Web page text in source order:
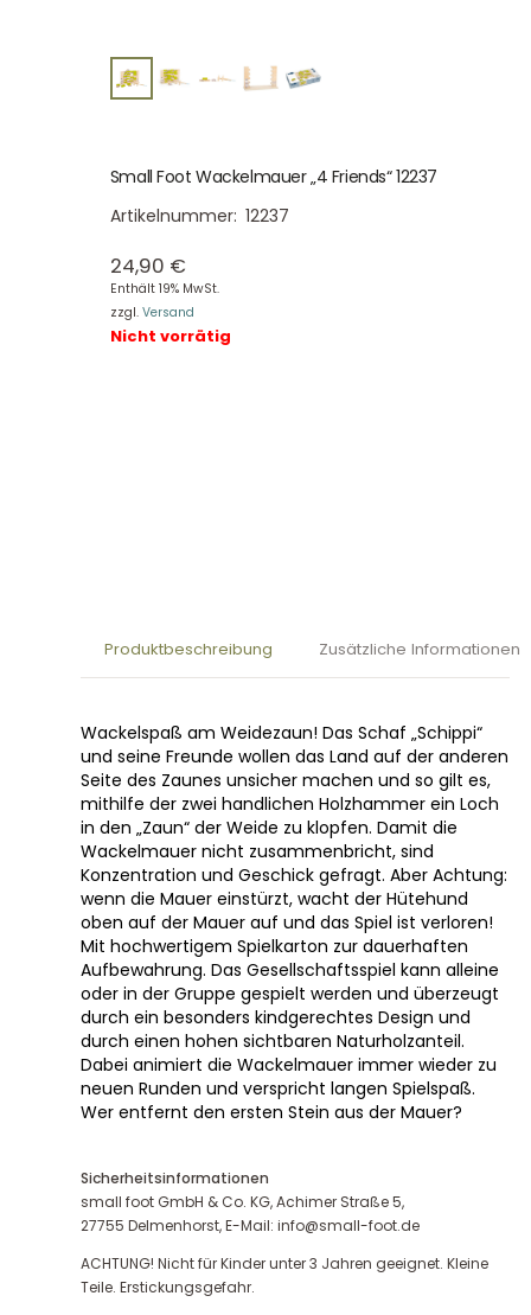
Small Foot Wackelmauer „4 Friends“ 12237
Artikelnummer: 12237
24,90 €
Enthält 19% MwSt.
zzgl. Versand
Nicht vorrätig
Produktbeschreibung Zusätzliche Informationen
Wackelspaß am Weidezaun! Das Schaf „Schippi“
und seine Freunde wollen das Land auf der anderen
Seite des Zaunes unsicher machen und so gilt es,
mithilfe der zwei handlichen Holzhammer ein Loch
in den „Zaun“ der Weide zu klopfen. Damit die
Wackelmauer nicht zusammenbricht, sind
Konzentration und Geschick gefragt. Aber Achtung:
wenn die Mauer einstürzt, wacht der Hütehund
oben auf der Mauer auf und das Spiel ist verloren!
Mit hochwertigem Spielkarton zur dauerhaften
Aufbewahrung. Das Gesellschaftsspiel kann alleine
oder in der Gruppe gespielt werden und überzeugt
durch ein besonders kindgerechtes Design und
durch einen hohen sichtbaren Naturholzanteil.
Dabei animiert die Wackelmauer immer wieder zu
neuen Runden und verspricht langen Spielspaß.
Wer entfernt den ersten Stein aus der Mauer?
Sicherheitsinformationen
small foot GmbH & Co. KG, Achimer Straße 5,
27755 Delmenhorst, E-Mail: info@small-foot.de
ACHTUNG! Nicht für Kinder unter 3 Jahren geeignet. Kleine
Teile. Erstickungsgefahr.